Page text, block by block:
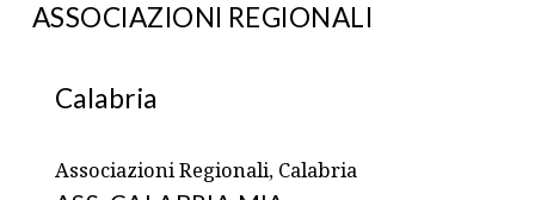
ASSOCIAZIONI REGIONALI
Calabria
Associazioni Regionali, Calabria